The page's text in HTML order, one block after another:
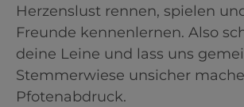
Herzenslust rennen, spielen
Freunde kennenlernen. Also
deine Leine und lass uns
Stemmerwiese unsicher
Pfotenabdruck.